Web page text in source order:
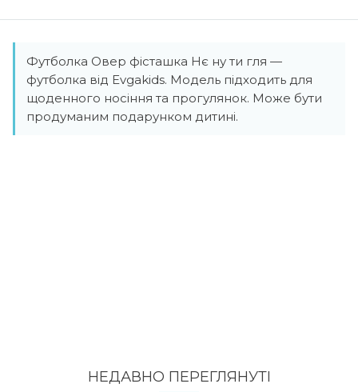
Футболка Овер фісташка Нє ну ти гля —
футболка від Evgakids. Модель підходить для
щоденного носіння та прогулянок. Може бути
продуманим подарунком дитині.
НЕДАВНО ПЕРЕГЛЯНУТI